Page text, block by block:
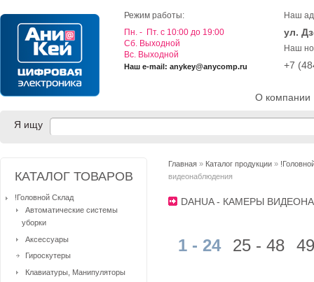
О компании
Режим работы:
Пн. - Пт. с 10:00 до 19:00
Cб. Выходной
Вс. Выходной
Наш e-mail: anykey@anycomp.ru
Наш
ул.
Наш
+7
Я ищу
Главная » Каталог продукции »
видеонаблюдения
DAHUA - КАМЕРЫ
1 - 24 25 - 48
КАТАЛОГ ТОВАРОВ
!Головной Склад
Автоматические системы
уборки
Аксессуары
Гироскутеры
Клавиатуры, Манипуляторы